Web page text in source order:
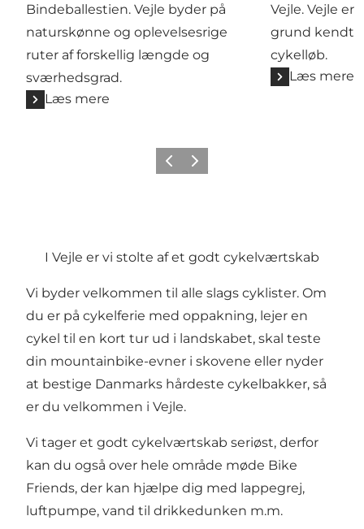
Bindeballestien. Vejle byder på
naturskønne og oplevelsesrige
ruter af forskellig længde og
sværhedsgrad.
Læs mere
Vejle. Vejle er
grund kendt
cykelløb.
Læs mere
ForrigeNæste
I Vejle er vi stolte af et godt cykelværtskab
Vi byder velkommen til alle slags cyklister. Om
du er på cykelferie med oppakning, lejer en
cykel til en kort tur ud i landskabet, skal teste
din mountainbike-evner i skovene eller nyder
at bestige Danmarks hårdeste cykelbakker, så
er du velkommen i Vejle.
Vi tager et godt cykelværtskab seriøst, derfor
kan du også over hele område møde Bike
Friends, der kan hjælpe dig med lappegrej,
luftpumpe, vand til drikkedunken m.m.